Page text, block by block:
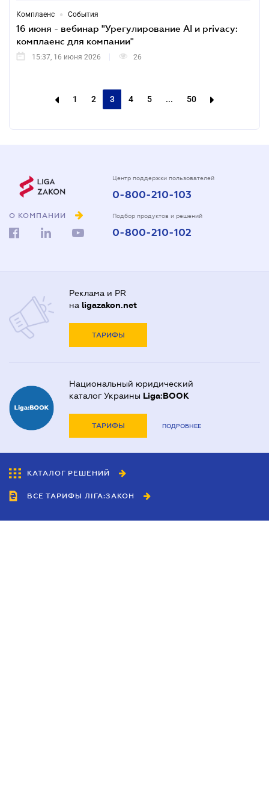
Комплаенс • События
16 июня - вебинар "Урегулирование AI и privacy:
комплаенс для компании"
15:37, 16 июня 2026 26
1 2 3 4 5 ... 50
О КОМПАНИИ
Центр поддержки пользователей
0-800-210-103
Подбор продуктов и решений
0-800-210-102
Реклама и PR
на ligazakon.net
ТАРИФЫ
Национальный юридический
каталог Украины Liga:BOOK
ТАРИФЫ ПОДРОБНЕЕ
КАТАЛОГ РЕШЕНИЙ
ВСЕ ТАРИФЫ ЛІГА:ЗАКОН